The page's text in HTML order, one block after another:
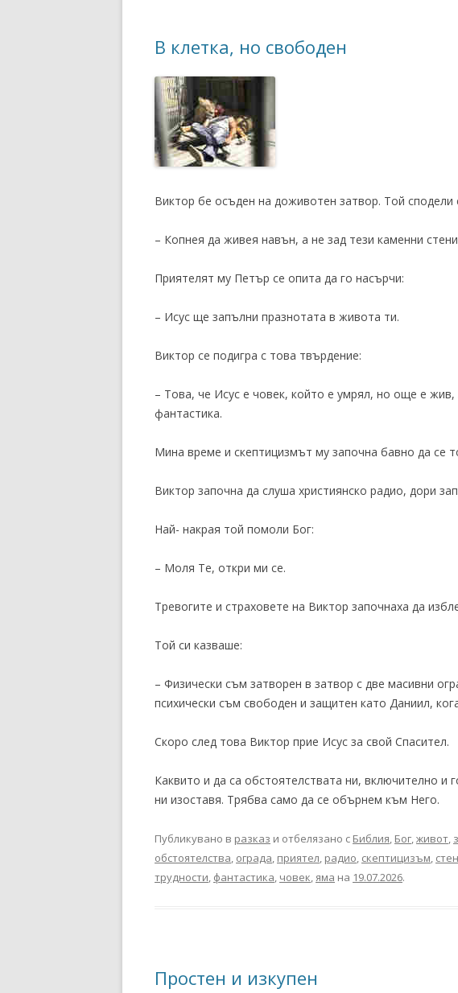
В клетка, но свободен
Виктор бе осъден на доживотен затвор. Той сподели
– Копнея да живея навън, а не зад тези каменни
Приятелят му Петър се опита да го насърчи:
– Исус ще запълни празнотата в живота ти.
Виктор се подигра с това твърдение:
– Това, че Исус е човек, който е умрял, но още е
фантастика.
Мина време и скептицизмът му започна бавно да се
Виктор започна да слуша християнско радио, дори
Най- накрая той помоли Бог:
– Моля Те, откри ми се.
Тревогите и страховете на Виктор започнаха да
Той си казваше:
– Физически съм затворен в затвор с две масивни
психически съм свободен и защитен като Даниил,
Скоро след това Виктор прие Исус за свой Спасител.
Каквито и да са обстоятелствата ни, включително и
ни изоставя. Трябва само да се обърнем към Него.
Публикувано в разказ и отбелязано с Библия, Бог,живот,
обстоятелства, ограда, приятел, радио, скептицизъм,
трудности, фантастика, човек,яма на 19.07.2026.
Простен и изкупен